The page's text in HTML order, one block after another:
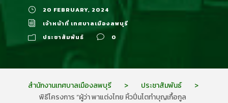
20 FEBRUARY, 2024
เจ้าหน้าที่ เทศบาลเมืองลพบุรี
ประชาสัมพันธ์
0
สำนักงานเทศบาลเมืองลพบุรี > ประชาสัมพันธ์
>
พิธีโครงการ “ผู้ว่า พาแต่งไทย หิ้วปิ่นโตทำบุญเกื้อกูล